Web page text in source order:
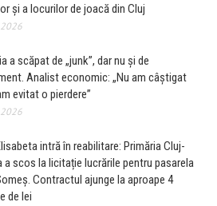
și a locurilor de joacă din Cluj
2026
a scăpat de „junk”, dar nu și de
Analist economic: „Nu am câștigat
evitat o pierdere”
2026
intră în reabilitare: Primăria Cluj-
a scos la licitație lucrările pentru pasarela
Contractul ajunge la aproape 4
de lei